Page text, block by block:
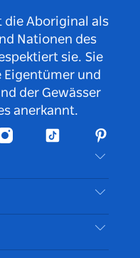
die Aboriginal als
Nationen des
sie. Sie
und
der Gewässer
anerkannt.
InstagramTikTok